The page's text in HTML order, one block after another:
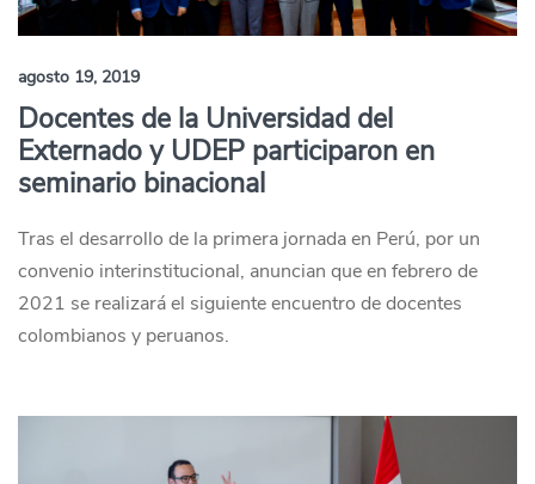
agosto 19, 2019
Docentes de la Universidad del
Externado y UDEP participaron en
seminario binacional
Tras el desarrollo de la primera jornada en Perú, por un
convenio interinstitucional, anuncian que en febrero de
2021 se realizará el siguiente encuentro de docentes
colombianos y peruanos.